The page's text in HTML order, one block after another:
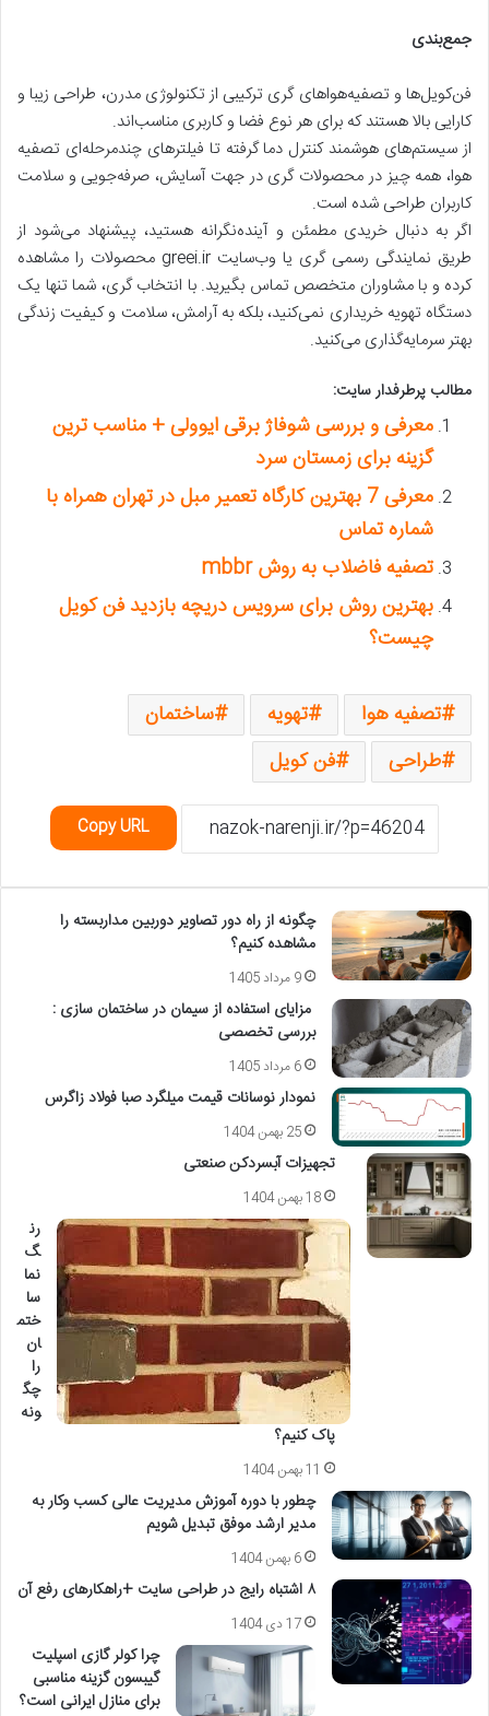
جمع‌بندی
فن‌کویل‌ها و تصفیه‌هواهای گری ترکیبی از تکنولوژی مدرن، طراحی زیبا و
کارایی بالا هستند که برای هر نوع فضا و کاربری مناسب‌اند.
از سیستم‌های هوشمند کنترل دما گرفته تا فیلترهای چندمرحله‌ای تصفیه
هوا، همه چیز در محصولات گری در جهت آسایش، صرفه‌جویی و سلامت
کاربران طراحی شده است.
اگر به دنبال خریدی مطمئن و آینده‌نگرانه هستید، پیشنهاد می‌شود از
طریق نمایندگی رسمی گری یا وب‌سایت greei.ir محصولات را مشاهده
کرده و با مشاوران متخصص تماس بگیرید. با انتخاب گری، شما تنها یک
دستگاه تهویه خریداری نمی‌کنید، بلکه به آرامش، سلامت و کیفیت زندگی
بهتر سرمایه‌گذاری می‌کنید.
مطالب پرطرفدار سایت:
معرفی و بررسی شوفاژ برقی ایوولی + مناسب ترین
گزینه برای زمستان سرد
معرفی 7 بهترین کارگاه تعمیر مبل در تهران همراه با
شماره تماس
تصفیه فاضلاب به روش mbbr
بهترین روش برای سرویس دریچه بازدید فن کویل
چیست؟
تصفیه هوا تهویه
ساختمان
طراحی
فن کویل
Copy URL
چگونه از راه دور تصاویر دوربین مداربسته را
مشاهده کنیم؟
9 مرداد 1405
مزایای استفاده از سیمان در ساختمان سازی :
بررسی تخصصی
6 مرداد 1405
نمودار نوسانات قیمت میلگرد صبا فولاد زاگرس
25 بهمن 1404
تجهیزات آبسردکن صنعتی
18 بهمن 1404
رن
گ
نما
سا
ختم
ان
را
چگ
ونه
پاک کنیم؟
11 بهمن 1404
چطور با دوره آموزش مدیریت عالی کسب وکار به
مدیر ارشد موفق تبدیل شویم
6 بهمن 1404
۸ اشتباه رایج در طراحی سایت +راهکارهای رفع آن
17 دی 1404
چرا کولر گازی اسپلیت
گیبسون گزینه مناسبی
برای منازل ایرانی است؟